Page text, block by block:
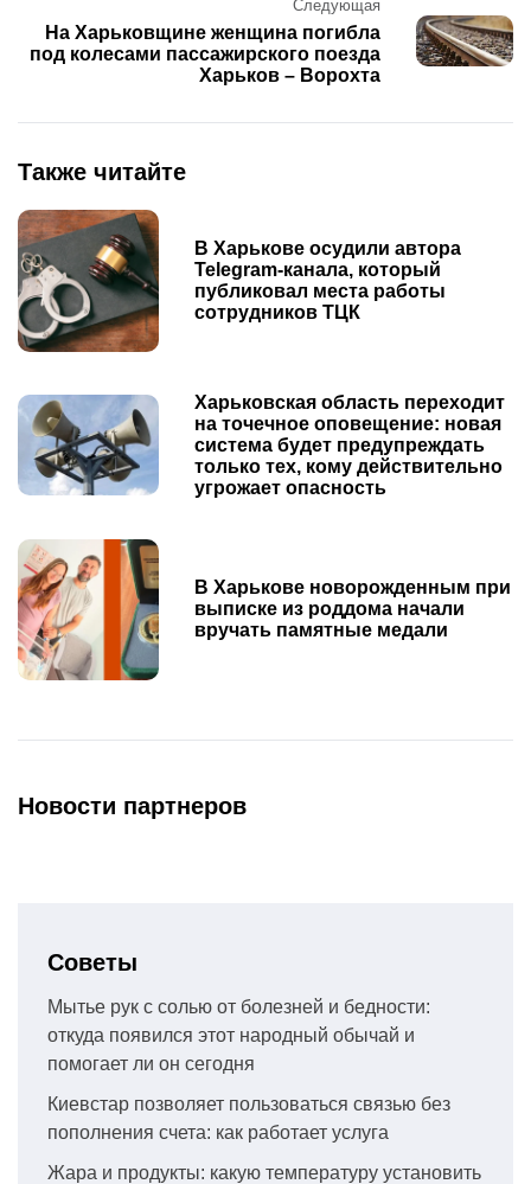
Следующая
На Харьковщине женщина погибла
под колесами пассажирского поезда
Харьков – Ворохта
Также читайте
В Харькове осудили автора
Telegram-канала, который
публиковал места работы
сотрудников ТЦК
Харьковская область переходит
на точечное оповещение: новая
система будет предупреждать
только тех, кому действительно
угрожает опасность
В Харькове новорожденным при
выписке из роддома начали
вручать памятные медали
Новости партнеров
Советы
Мытье рук с солью от болезней и бедности:
откуда появился этот народный обычай и
помогает ли он сегодня
Киевстар позволяет пользоваться связью без
пополнения счета: как работает услуга
Жара и продукты: какую температуру установить